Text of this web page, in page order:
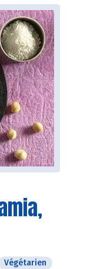
Végétarien